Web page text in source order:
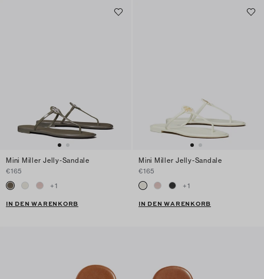
Mini Miller Jelly-Sandale
€165
+1
IN DEN WARENKORB
Mini Miller Jelly-Sandale
€165
+1
IN DEN WARENKORB